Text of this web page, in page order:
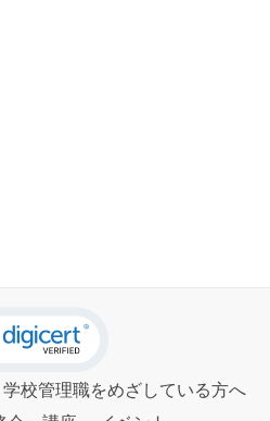
学校管理職をめざしている方へ